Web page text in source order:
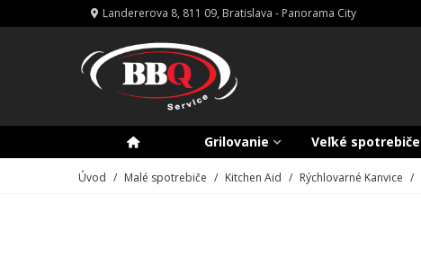
Landererova 8, 811 09, Bratislava - Panorama City
Grilovanie Veľké spotrebiče
Úvod / Malé spotrebiče / Kitchen Aid / Rýchlovarné Kanvice /